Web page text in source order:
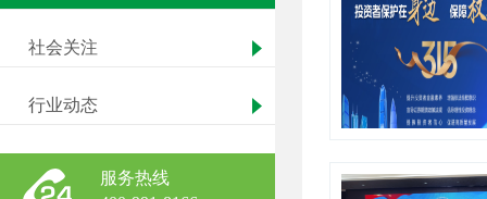
社会关注
行业动态
服务热线